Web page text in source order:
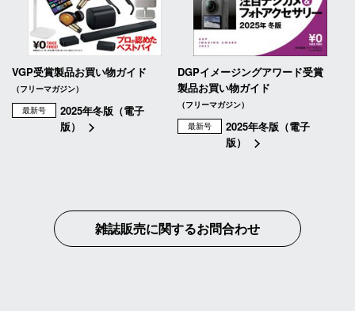
VGP受賞製品お買い物ガイド
（フリーマガジン）
最新号
2025年冬版（電子
版）
DGPイメージングアワード受賞
製品お買い物ガイド
（フリーマガジン）
最新号
2025年冬版（電子
版）
雑誌販売に関するお問合わせ